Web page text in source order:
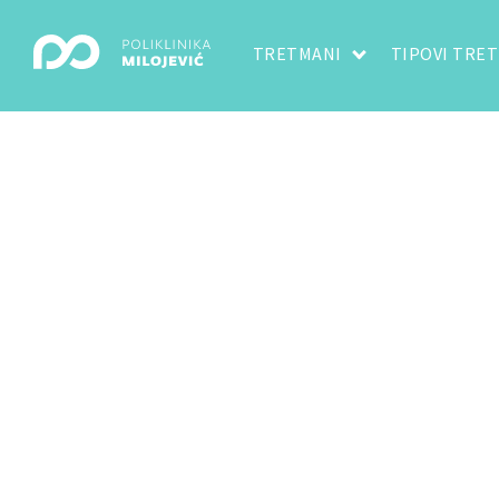
TRETMANI TIPOVI